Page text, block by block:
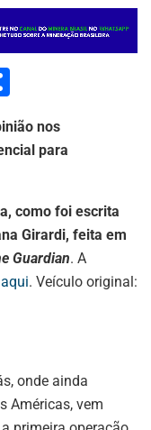
h
arnos
para
como foi escrita
Girardi, feita em
Guardian. A
aqui. Veículo original:
onde ainda
Américas, vem